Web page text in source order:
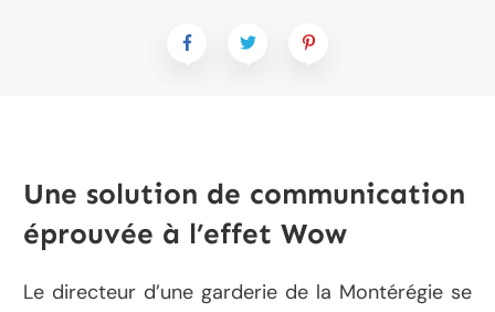
Une solution de communication
éprouvée à l’effet Wow
Le directeur d’une garderie de la Montérégie se